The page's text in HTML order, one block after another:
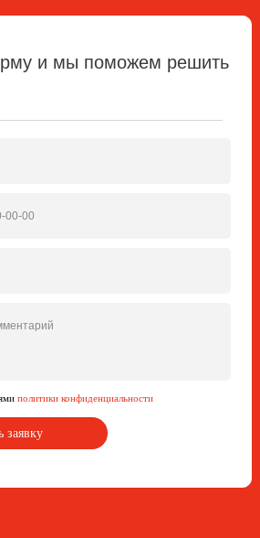
и мы поможем решить
политики конфиденциальности
заявку